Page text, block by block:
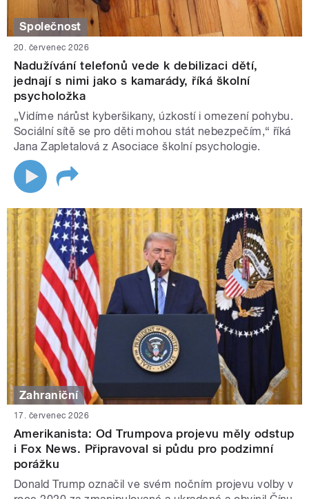
Společnost
20. červenec 2026
Nadužívání telefonů vede k debilizaci dětí,
jednají s nimi jako s kamarády, říká školní
psycholožka
„Vidíme nárůst kyberšikany, úzkostí i omezení pohybu.
Sociální sítě se pro děti mohou stát nebezpečím,“ říká
Jana Zapletalová z Asociace školní psychologie.
Zahraniční
17. červenec 2026
Amerikanista: Od Trumpova projevu měly odstup
i Fox News. Připravoval si půdu pro podzimní
porážku
Donald Trump označil ve svém nočním projevu volby v